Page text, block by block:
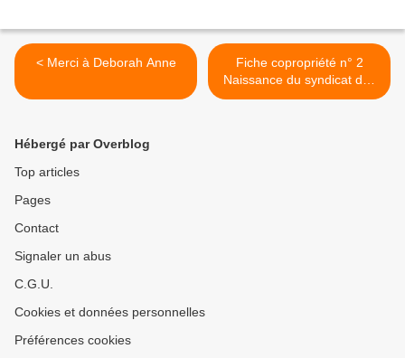
< Merci à Deborah Anne
Fiche copropriété n° 2
Naissance du syndicat des
copropriétaires >
Hébergé par Overblog
Top articles
Pages
Contact
Signaler un abus
C.G.U.
Cookies et données personnelles
Préférences cookies